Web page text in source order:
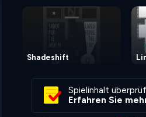
Shadeshift
Spielinhalt
Erfahren Sie